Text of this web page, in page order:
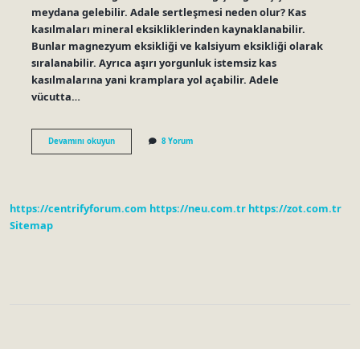
meydana gelebilir. Adale sertleşmesi neden olur? Kas
kasılmaları mineral eksikliklerinden kaynaklanabilir.
Bunlar magnezyum eksikliği ve kalsiyum eksikliği olarak
sıralanabilir. Ayrıca aşırı yorgunluk istemsiz kas
kasılmalarına yani kramplara yol açabilir. Adele
vücutta…
Devamını okuyunAdele
Fıtığı
8 Yorum
https://centrifyforum.com https://neu.com.tr https://zot.com.tr
Sitemap